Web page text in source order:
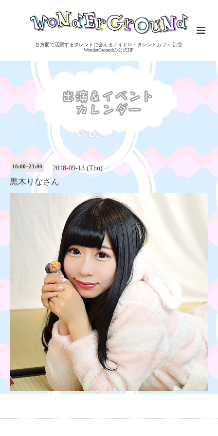
各方面で活躍するタレントに会えるアイドル・タレントカフェ 渋谷
WonderGroundの公式HP
18:00~23:00 2018-09-13 (Thu)
黒木りなさん